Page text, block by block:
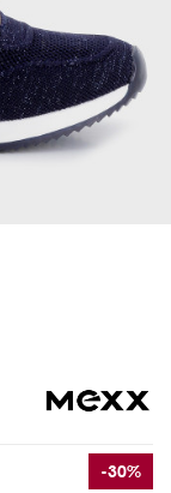
-30%